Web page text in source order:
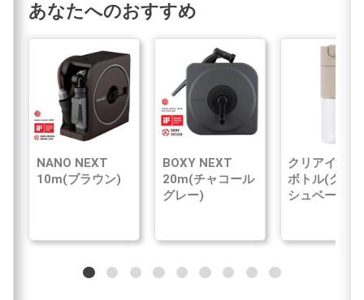
あなたへのおすすめ
NANO NEXT
10m(ブラウン)
BOXY NEXT
20m(チャコール
グレー)
クリアイン浄
ボトル(グレ
シュベージ